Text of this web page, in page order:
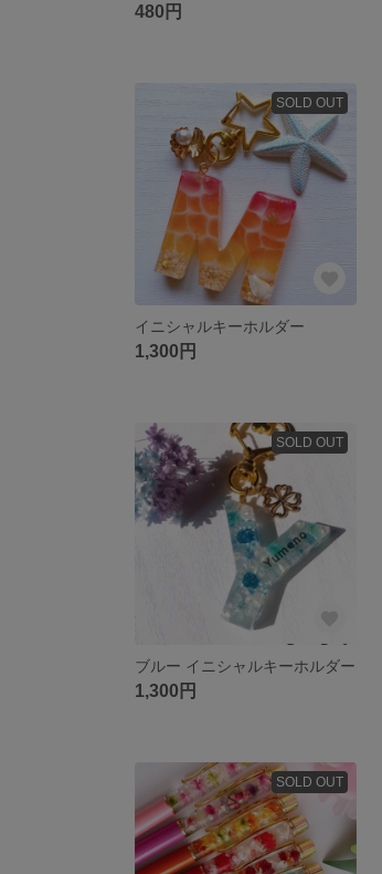
480円
SOLD OUT
イニシャルキーホルダー
1,300円
SOLD OUT
ブルー イニシャルキーホルダー
1,300円
SOLD OUT